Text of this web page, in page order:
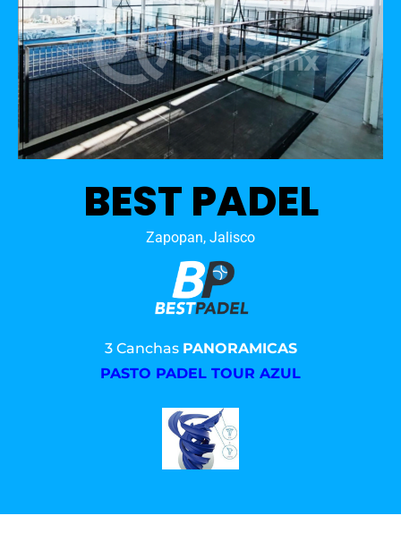
BEST PADEL
Zapopan, Jalisco
3 Canchas PANORAMICAS
PASTO PADEL TOUR AZUL